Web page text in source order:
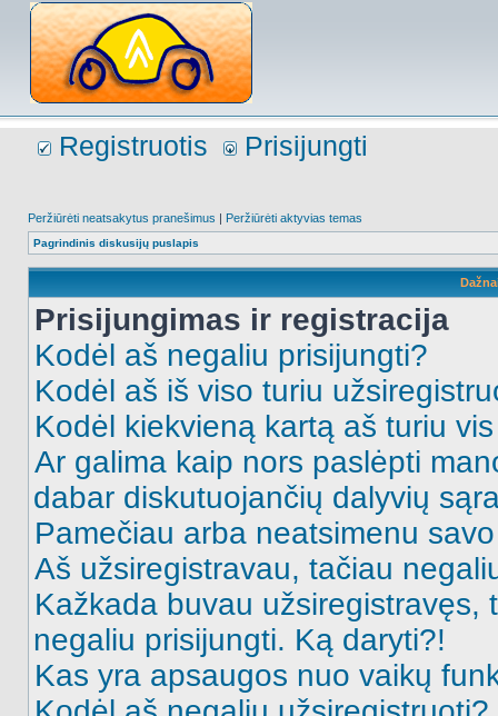
Registruotis Prisijungti
Peržiūrėti neatsakytus pranešimus | Peržiūrėti aktyvias temas
Pagrindinis diskusijų puslapis
Prisijungimas ir registracija
Kodėl aš negaliu prisijungti?
Kodėl aš iš viso turiu
Kodėl kiekvieną kartą aš turiu
Ar galima kaip nors paslėpti
dabar diskutuojančių dalyvių
Pamečiau arba neatsimenu
Aš užsiregistravau, tačiau
Kažkada buvau užsiregistravęs,
negaliu prisijungti. Ką daryti?!
Kas yra apsaugos nuo vaikų